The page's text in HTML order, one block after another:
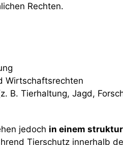
Rechten.
Wirtschaftsrechten
B. Tierhaltung, Jagd,
jedoch in einem
Tierschutz innerhalb